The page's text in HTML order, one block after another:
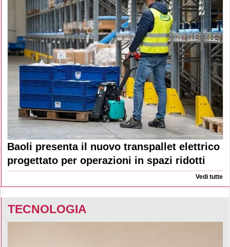
Baoli presenta il nuovo transpallet elettrico
progettato per operazioni in spazi ridotti
Vedi tutte
TECNOLOGIA